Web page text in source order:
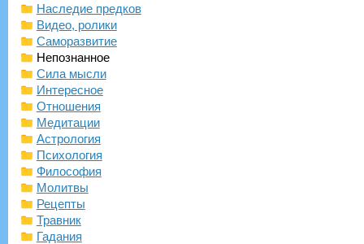
Наследие предков
Видео, ролики
Саморазвитие
Непознанное
Сила мысли
Интересное
Отношения
Медитации
Астрология
Психология
Философия
Молитвы
Рецепты
Травник
Гадания